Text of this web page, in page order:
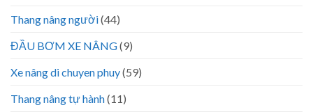
Thang nâng người(44)
ĐẦU BƠM XE NÂNG(9)
Xe nâng di chuyen phuy(59)
Thang nâng tự hành(11)